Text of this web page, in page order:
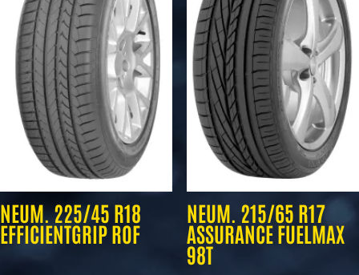
NEUM. 225/45 R18
EFFICIENTGRIP ROF
NEUM. 215/65 R17
ASSURANCE FUELMAX
98T